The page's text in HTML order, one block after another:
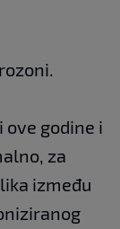
ove godine i
za
između